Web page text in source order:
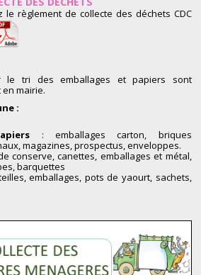
le règlement de collecte des déchets CDC
le tri des emballages et papiers sont
mairie.
:
: emballages carton, briques
magazines, prospectus, enveloppes.
conserve, canettes, emballages et métal,
barquettes
emballages, pots de yaourt, sachets,